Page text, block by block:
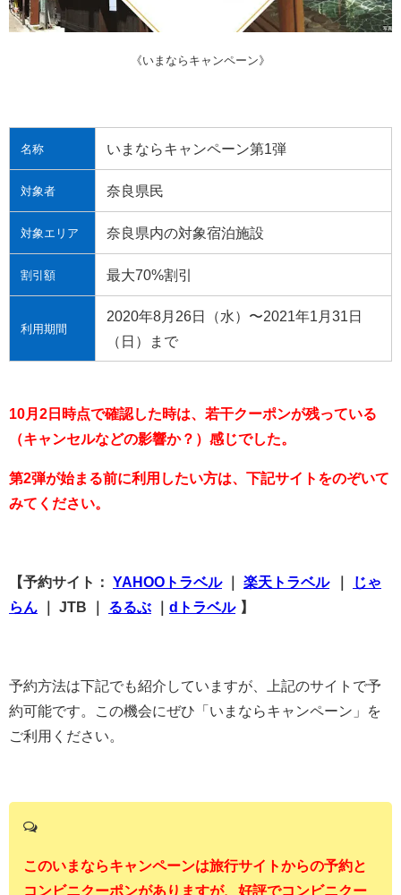
《いまならキャンペーン》
名称 いまならキャンペーン第1弾
対象者 奈良県民
対象エリア 奈良県内の対象宿泊施設
割引額 最大70%割引
利用期間
2020年8月26日（水）〜2021年1月31日
（日）まで
10月2日時点で確認した時は、若干クーポンが残っている
（キャンセルなどの影響か？）感じでした。
第2弾が始まる前に利用したい方は、下記サイトをのぞいて
みてください。
【予約サイト： YAHOOトラベル｜ 楽天トラベル
じゃ
らん ｜ JTB ｜ るるぶ dトラベル 】
予約方法は下記でも紹介していますが、上記のサイトで予
約可能です。この機会にぜひ「いまならキャンペーン」を
ご利用ください。
このいまならキャンペーンは旅行サイトからの予約と
コンビニクーポンがありますが、好評でコンビニクー